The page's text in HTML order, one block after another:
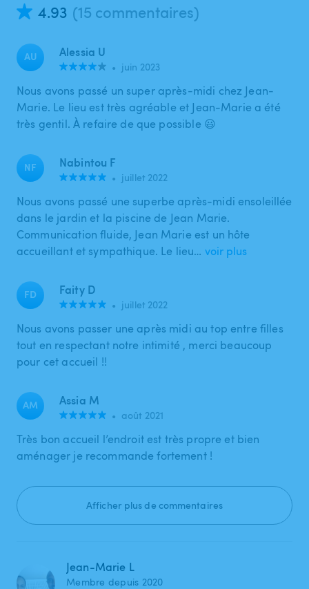
4.93 (15 commentaires)
AU Alessia U
• juin 2023
Nous avons passé un super après-midi chez Jean-
Marie. Le lieu est très agréable et Jean-Marie a été
très gentil. À refaire de que possible 😃
NF Nabintou F
• juillet 2022
Nous avons passé une superbe après-midi ensoleillée
dans le jardin et la piscine de Jean Marie.
Communication fluide, Jean Marie est un hôte
accueillant et sympathique. Le lieu… voir plus
FD Faity D
• juillet 2022
Nous avons passer une après midi au top entre filles
tout en respectant notre intimité , merci beaucoup
pour cet accueil !!
AM Assia M
• août 2021
Très bon accueil l’endroit est très propre et bien
aménager je recommande fortement !
Afficher plus de commentaires
Jean-Marie L
Membre depuis 2020